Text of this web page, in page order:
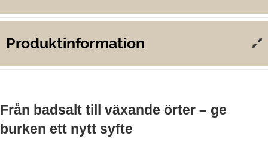
Produkt­information
Från badsalt till växande örter – ge
burken ett nytt syfte